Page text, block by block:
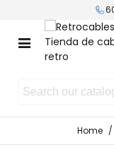
Home /